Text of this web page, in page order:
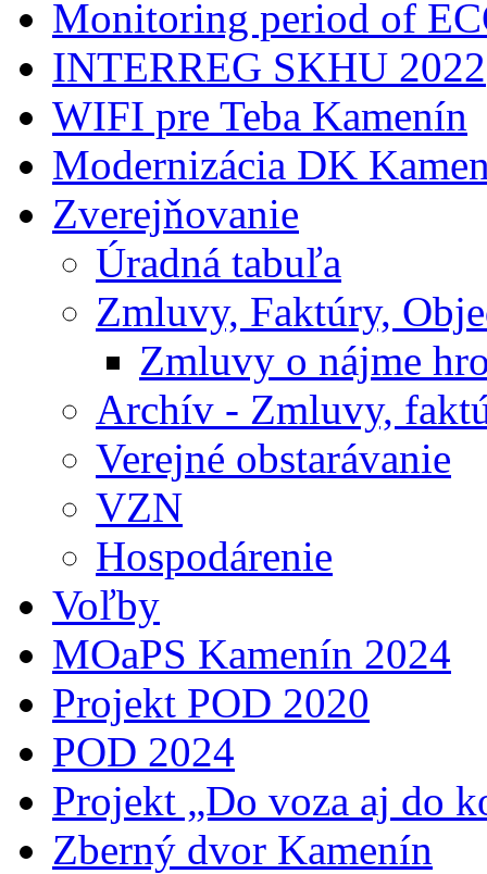
Monitoring period of
INTERREG SKHU 2022
WIFI pre Teba Kamenín
Modernizácia DK
Zverejňovanie
Úradná tabuľa
Zmluvy, Faktúry,
Zmluvy o nájme
Archív - Zmluvy,
Verejné obstarávanie
VZN
Hospodárenie
Voľby
MOaPS Kamenín 2024
Projekt POD 2020
POD 2024
Projekt „Do voza aj do
Zberný dvor Kamenín